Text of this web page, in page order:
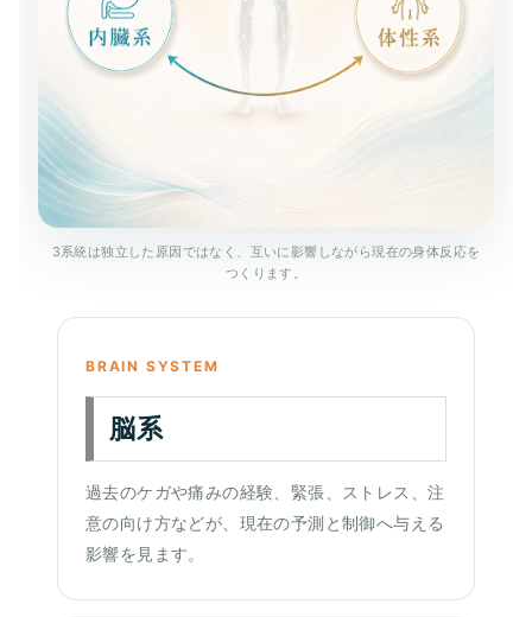
3系統は独立した原因ではなく、互いに影響しながら現在の身体反応を
つくります。
BRAIN SYSTEM
脳系
過去のケガや痛みの経験、緊張、ストレス、注
意の向け方などが、現在の予測と制御へ与える
影響を見ます。